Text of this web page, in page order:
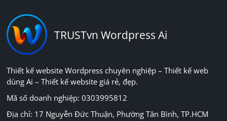
TRUSTvn Wordpress Ai
Thiết kế website Wordpress chuyên nghiệp – Thiết kế web
dùng Ai – Thiết kế website giá rẻ, đẹp.
Mã số doanh nghiệp: 0303995812
Địa chỉ: 17 Nguyễn Đức Thuận, Phường Tân Bình, TP.HCM